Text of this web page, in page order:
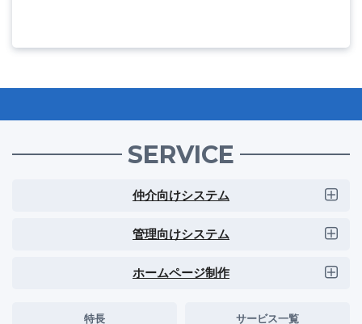
SERVICE
仲介向けシステム
管理向けシステム
ホームページ制作
特長 サービス一覧